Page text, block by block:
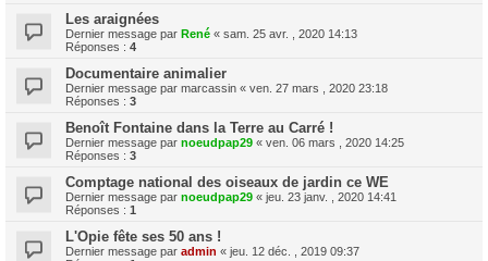
Les araignées
Dernier message par René « sam. 25 avr. , 2020 14:13
Réponses : 4
Documentaire animalier
Dernier message par marcassin « ven. 27 mars , 2020 23:18
Réponses : 3
Benoît Fontaine dans la Terre au Carré !
Dernier message par noeudpap29 « ven. 06 mars , 2020 14:25
Réponses : 3
Comptage national des oiseaux de jardin ce WE
Dernier message par noeudpap29 « jeu. 23 janv. , 2020 14:41
Réponses : 1
L'Opie fête ses 50 ans !
Dernier message par admin « jeu. 12 déc. , 2019 09:37